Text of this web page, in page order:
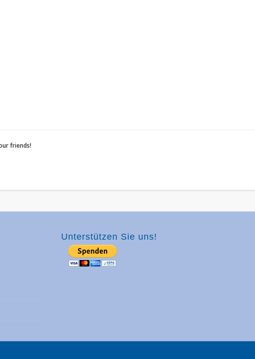
friends!
Unterstützen Sie uns!